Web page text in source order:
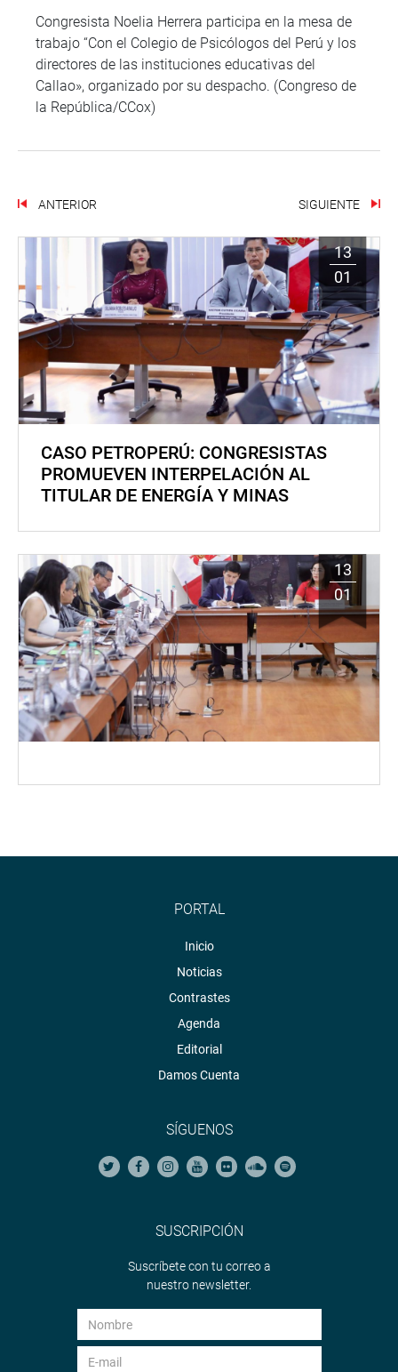
Congresista Noelia Herrera participa en la mesa de
trabajo “Con el Colegio de Psicólogos del Perú y los
directores de las instituciones educativas del
Callao», organizado por su despacho. (Congreso de
la República/CCox)
ANTERIOR SIGUIENTE
13
01
CASO PETROPERÚ: CONGRESISTAS
PROMUEVEN INTERPELACIÓN AL
TITULAR DE ENERGÍA Y MINAS
13
01
PORTAL
Inicio
Noticias
Contrastes
Agenda
Editorial
Damos Cuenta
SÍGUENOS
SUSCRIPCIÓN
Suscríbete con tu correo a
nuestro newsletter.